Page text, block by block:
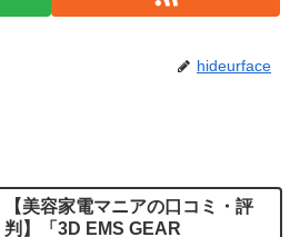
hideurface
【美容家電マニアの口コミ・評
判】「3D EMS GEAR